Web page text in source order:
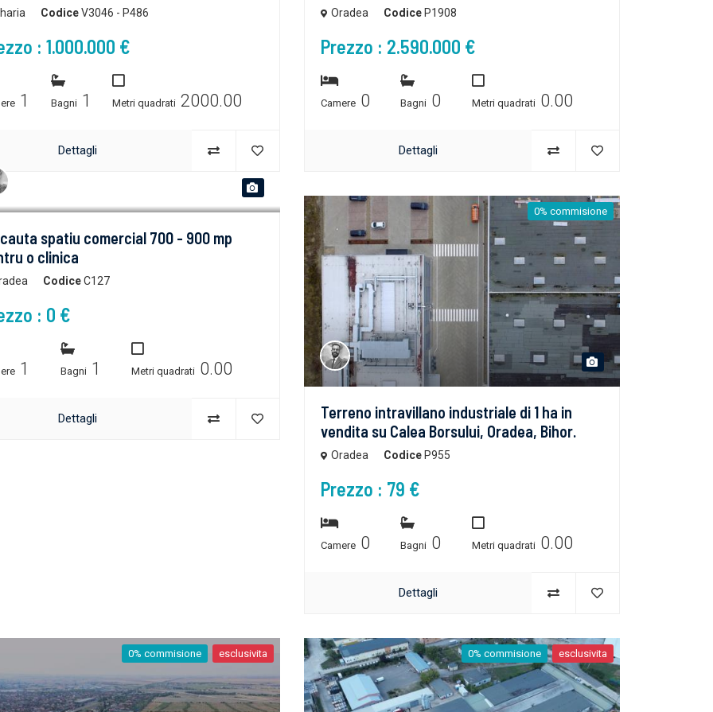
CodiceV3046 - P486
: 1.000.000 €
1 Bagni 1 Metri quadrati 2000.00
Dettagli
Oradea Codice P1908
Prezzo : 2.590.000 €
Camere 0 Bagni 0 Metri quadrati 0.00
Dettagli
spatiu comercial 700 - 900 mp
o clinica
CodiceC127
: 0 €
1 Bagni 1 Metri quadrati 0.00
Dettagli
0% commisione
Terreno intravillano industriale di 1 ha in
vendita su Calea Borsului, Oradea, Bihor.
Oradea Codice P955
Prezzo : 79 €
Camere 0 Bagni 0 Metri quadrati 0.00
Dettagli
0% commisione esclusivita 0% commisione esclusivita